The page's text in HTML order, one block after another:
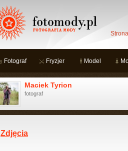
Fotograf Fryzjer Model
Maciek Tyrion
fotograf
Zdjęcia